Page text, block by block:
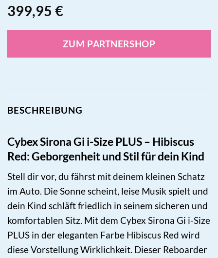
399,95 €
ZUM PARTNERSHOP
BESCHREIBUNG
Cybex Sirona Gi i-Size PLUS – Hibiscus
Red: Geborgenheit und Stil für dein Kind
Stell dir vor, du fährst mit deinem kleinen Schatz
im Auto. Die Sonne scheint, leise Musik spielt und
dein Kind schläft friedlich in seinem sicheren und
komfortablen Sitz. Mit dem Cybex Sirona Gi i-Size
PLUS in der eleganten Farbe Hibiscus Red wird
diese Vorstellung Wirklichkeit. Dieser Reboarder